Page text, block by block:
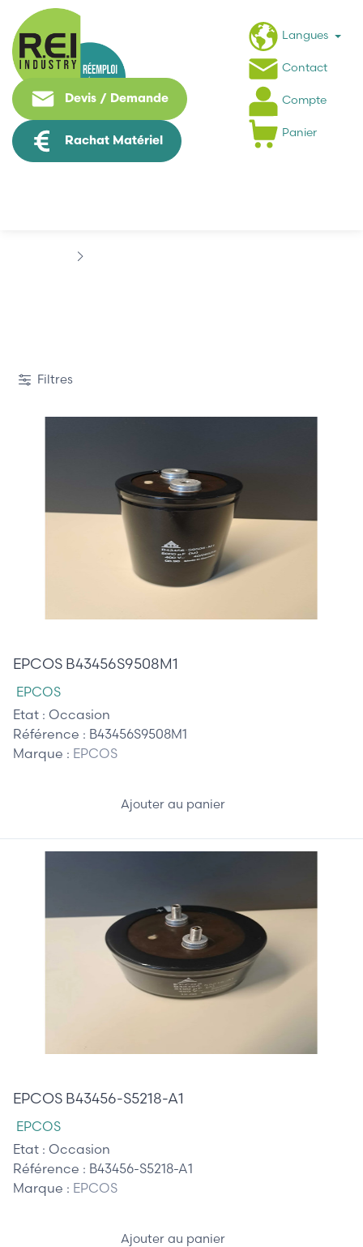
Devis / Demande
Rachat Matériel
Langues
Contact
Compte
Panier
Filtres
EPCOS B43456S9508M1
EPCOS
Etat : Occasion
Référence : B43456S9508M1
Marque : EPCOS
Ajouter au panier
EPCOS B43456-S5218-A1
EPCOS
Etat : Occasion
Référence : B43456-S5218-A1
Marque : EPCOS
Ajouter au panier